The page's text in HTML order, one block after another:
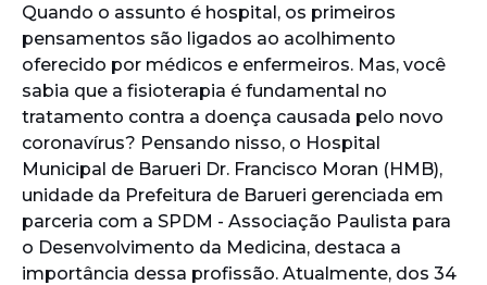
Quando o assunto é hospital, os primeiros
pensamentos são ligados ao acolhimento
oferecido por médicos e enfermeiros. Mas, você
sabia que a fisioterapia é fundamental no
tratamento contra a doença causada pelo novo
coronavírus? Pensando nisso, o Hospital
Municipal de Barueri Dr. Francisco Moran (HMB),
unidade da Prefeitura de Barueri gerenciada em
parceria com a SPDM - Associação Paulista para
o Desenvolvimento da Medicina, destaca a
importância dessa profissão. Atualmente, dos 34